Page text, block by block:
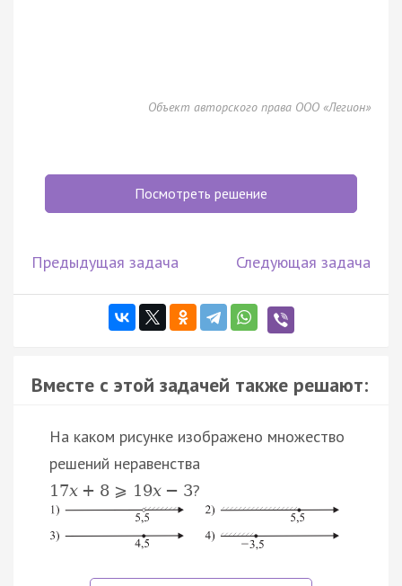
Объект авторского права ООО «Легион»
Посмотреть решение
Предыдущая задача Следующая задача
Вместе с этой задачей также решают:
На каком рисунке изображено множество
решений неравенства
17x + 8 ⩾ 19x − 3?